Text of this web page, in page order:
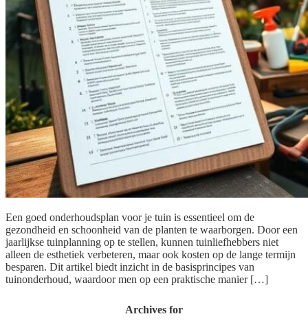
Een goed onderhoudsplan voor je tuin is essentieel om de
gezondheid en schoonheid van de planten te waarborgen. Door een
jaarlijkse tuinplanning op te stellen, kunnen tuinliefhebbers niet
alleen de esthetiek verbeteren, maar ook kosten op de lange termijn
besparen. Dit artikel biedt inzicht in de basisprincipes van
tuinonderhoud, waardoor men op een praktische manier […]
Archives for